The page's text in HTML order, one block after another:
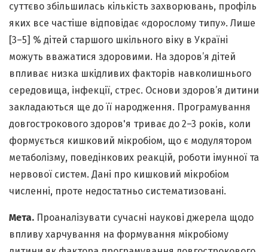
суттєво збільшилась кількість захворювань, профіль
яких все частіше відповідає «дорослому типу». Лише
[3–5] % дітей старшого шкільного віку в Україні
можуть вважатися здоровими. На здоров’я дітей
впливає низка шкідливих факторів навколишнього
середовища, інфекції, стрес. Основи здоров’я дитини
закладаються ще до її народження. Програмування
довгострокового здоров'я триває до 2–3 років, коли
формується кишковий мікробіом, що є модулятором
метаболізму, поведінкових реакцій, роботи імунної та
нервової систем. Дані про кишковий мікробіом
численні, проте недостатньо систематизовані.
Мета. Проаналізувати сучасні наукові джерела щодо
впливу харчування на формування мікробіому